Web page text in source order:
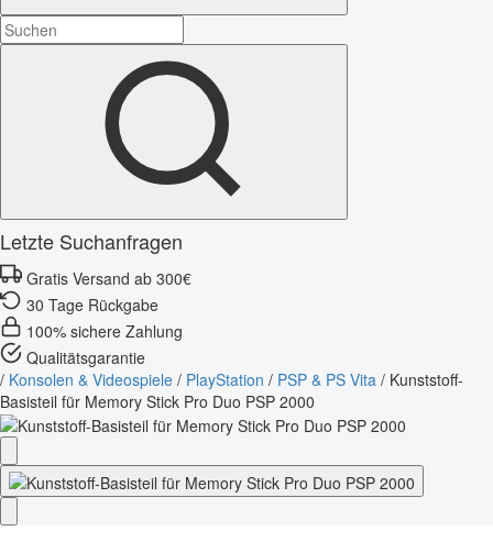
Letzte Suchanfragen
Gratis Versand ab 300€
30 Tage Rückgabe
100% sichere Zahlung
Qualitätsgarantie
/ Konsolen & Videospiele / PlayStation / PSP & PS Vita / Kunststoff-
Basisteil für Memory Stick Pro Duo PSP 2000